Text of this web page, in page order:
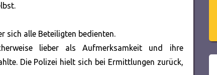
sich alle Beteiligten bedienten.
lieber als Aufmerksamkeit und ihre
Die Polizei hielt sich bei Ermittlungen zurück,